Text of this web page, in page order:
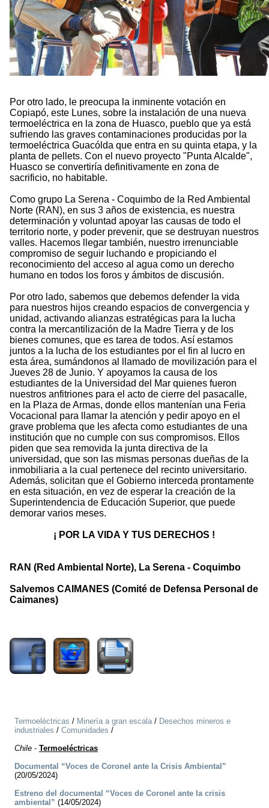
Por otro lado, le preocupa la inminente votación en
Copiapó, este Lunes, sobre la instalación de una nueva
termoeléctrica en la zona de Huasco, pueblo que ya está
sufriendo las graves contaminaciones producidas por la
termoeléctrica Guacólda que entra en su quinta etapa, y la
planta de pellets. Con el nuevo proyecto "Punta Alcalde",
Huasco se convertiría definitivamente en zona de
sacrificio, no habitable.
Como grupo La Serena - Coquimbo de la Red Ambiental
Norte (RAN), en sus 3 años de existencia, es nuestra
determinación y voluntad apoyar las causas de todo el
territorio norte, y poder prevenir, que se destruyan nuestros
valles. Hacemos llegar también, nuestro irrenunciable
compromiso de seguir luchando e propiciando el
reconocimiento del acceso al agua como un derecho
humano en todos los foros y ámbitos de discusión.
Por otro lado, sabemos que debemos defender la vida
para nuestros hijos creando espacios de convergencia y
unidad, activando alianzas estratégicas para la lucha
contra la mercantilización de la Madre Tierra y de los
bienes comunes, que es tarea de todos. Así estamos
juntos a la lucha de los estudiantes por el fin al lucro en
esta área, sumándonos al llamado de movilización para el
Jueves 28 de Junio. Y apoyamos la causa de los
estudiantes de la Universidad del Mar quienes fueron
nuestros anfitriones para el acto de cierre del pasacalle,
en la Plaza de Armas, donde ellos mantenían una Feria
Vocacional para llamar la atención y pedir apoyo en el
grave problema que les afecta como estudiantes de una
institución que no cumple con sus compromisos. Ellos
piden que sea removida la junta directiva de la
universidad, que son las mismas personas dueñas de la
inmobiliaria a la cual pertenece del recinto universitario.
Además, solicitan que el Gobierno interceda prontamente
en esta situación, en vez de esperar la creación de la
Superintendencia de Educación Superior, que puede
demorar varios meses.
¡ POR LA VIDA Y TUS DERECHOS !
RAN (Red Ambiental Norte), La Serena - Coquimbo
Salvemos CAIMANES (Comité de Defensa Personal de
Caimanes)
Termoeléctricas / Minería a gran escala/ Desechos mineros e
industriales / Comunidades /
Chile - Termoeléctricas
Documental “Voces de Coronel ante la Crisis Ambiental”
(20/05/2024)
Estreno del documental “Voces de Coronel ante la crisis
ambiental” (14/05/2024)